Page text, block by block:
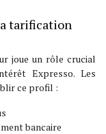
tarification
joue un rôle crucial
Expresso. Les
ce profil :
bancaire